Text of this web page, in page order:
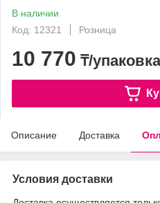
В наличии
Код: 12321
Розница
10 770 ₸/упаковка
Описание Доставка
Условия доставки